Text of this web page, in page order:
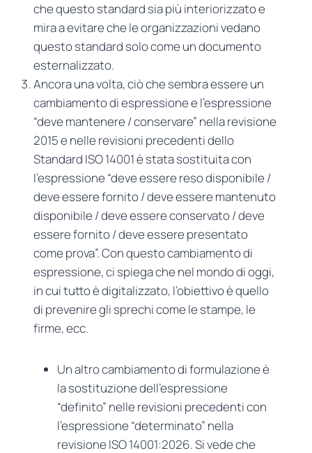
che questo standard sia più interiorizzato e
mira a evitare che le organizzazioni vedano
questo standard solo come un documento
esternalizzato.
Ancora una volta, ciò che sembra essere un
cambiamento di espressione e l’espressione
“deve mantenere / conservare” nella revisione
2015 e nelle revisioni precedenti dello
Standard ISO 14001 è stata sostituita con
l’espressione “deve essere reso disponibile /
deve essere fornito / deve essere mantenuto
disponibile / deve essere conservato / deve
essere fornito / deve essere presentato
come prova”. Con questo cambiamento di
espressione, ci spiega che nel mondo di oggi,
in cui tutto è digitalizzato, l’obiettivo è quello
di prevenire gli sprechi come le stampe, le
firme, ecc.
Un altro cambiamento di formulazione è
la sostituzione dell’espressione
“definito” nelle revisioni precedenti con
l’espressione “determinato” nella
revisione ISO 14001:2026. Si vede che